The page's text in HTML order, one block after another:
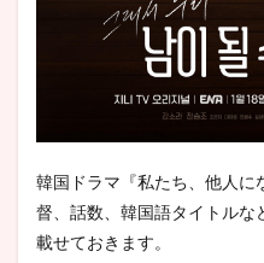
人にな
れるか
離婚問
り扱っ
3.2
ち、他
韓国ドラマ『私たち、他人に
督、話数、韓国語タイトルな
載せておきます。